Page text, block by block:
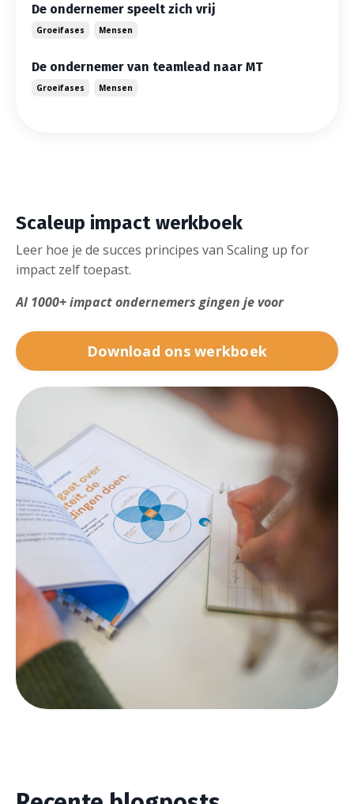
De ondernemer speelt zich vrij
Groeifases Mensen
De ondernemer van teamlead naar MT
Groeifases Mensen
Scaleup impact werkboek
Leer hoe je de succes principes van Scaling up for
impact zelf toepast.
Al 1000+ impact ondernemers gingen je voor
Download ons werkboek